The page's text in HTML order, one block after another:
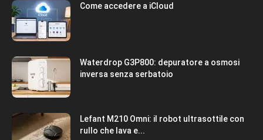
Come accedere a iCloud
Waterdrop G3P800: depuratore a osmosi
inversa senza serbatoio
Lefant M210 Omni: il robot ultrasottile con
rullo che lava e...